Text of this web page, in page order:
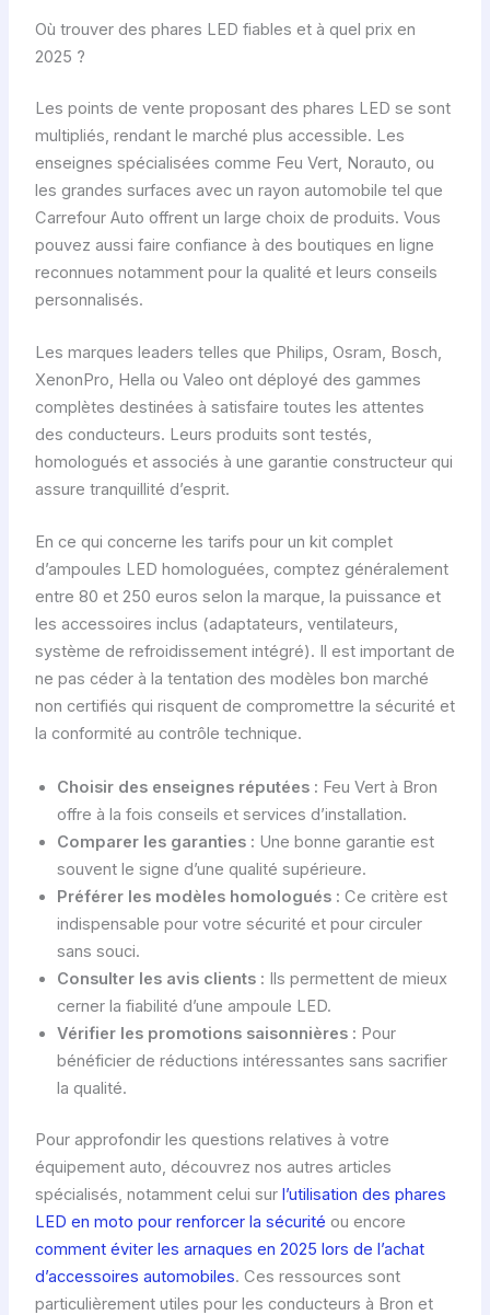
Où trouver des phares LED fiables et à quel prix en
2025 ?
Les points de vente proposant des phares LED se sont
multipliés, rendant le marché plus accessible. Les
enseignes spécialisées comme Feu Vert, Norauto, ou
les grandes surfaces avec un rayon automobile tel que
Carrefour Auto offrent un large choix de produits. Vous
pouvez aussi faire confiance à des boutiques en ligne
reconnues notamment pour la qualité et leurs conseils
personnalisés.
Les marques leaders telles que Philips, Osram, Bosch,
XenonPro, Hella ou Valeo ont déployé des gammes
complètes destinées à satisfaire toutes les attentes
des conducteurs. Leurs produits sont testés,
homologués et associés à une garantie constructeur qui
assure tranquillité d’esprit.
En ce qui concerne les tarifs pour un kit complet
d’ampoules LED homologuées, comptez généralement
entre 80 et 250 euros selon la marque, la puissance et
les accessoires inclus (adaptateurs, ventilateurs,
système de refroidissement intégré). Il est important de
ne pas céder à la tentation des modèles bon marché
non certifiés qui risquent de compromettre la sécurité et
la conformité au contrôle technique.
Choisir des enseignes réputées : Feu Vert à Bron
offre à la fois conseils et services d’installation.
Comparer les garanties : Une bonne garantie est
souvent le signe d’une qualité supérieure.
Préférer les modèles homologués : Ce critère est
indispensable pour votre sécurité et pour circuler
sans souci.
Consulter les avis clients : Ils permettent de mieux
cerner la fiabilité d’une ampoule LED.
Vérifier les promotions saisonnières : Pour
bénéficier de réductions intéressantes sans sacrifier
la qualité.
Pour approfondir les questions relatives à votre
équipement auto, découvrez nos autres articles
spécialisés, notamment celui sur l’utilisation des phares
LED en moto pour renforcer la sécurité ou encore
comment éviter les arnaques en 2025 lors de l’achat
d’accessoires automobiles. Ces ressources sont
particulièrement utiles pour les conducteurs à Bron et